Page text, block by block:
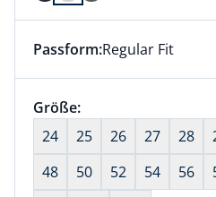
Dieser Artikel hat die
Passform:Regular Fit
Größenauswahl:
Größe:nichts ausgewählt
24
25 26 27 28
48
50 52 54 56